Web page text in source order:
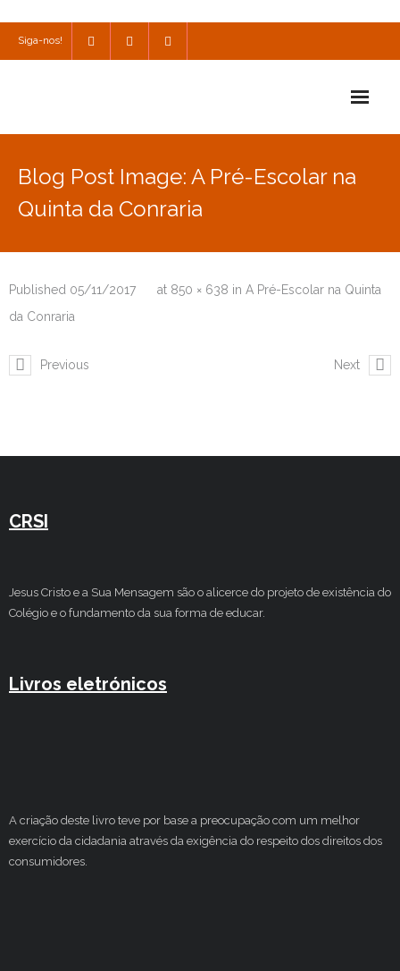
Siga-nos!
Escola
Consulta
Blog Post Image: A Pré-Escolar na
Quinta da Conraria
Published 05/11/2017 at 850 × 638 in A Pré-Escolar na Quinta
da Conraria
Previous Next
CRSI
Jesus Cristo e a Sua Mensagem são o alicerce do projeto de existência do
Colégio e o fundamento da sua forma de educar.
Livros eletrónicos
A criação deste livro teve por base a preocupação com um melhor
exercício da cidadania através da exigência do respeito dos direitos dos
consumidores.